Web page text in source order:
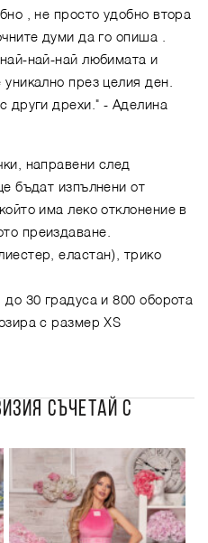
, не просто удобно втора
думи да го опиша .
най-най любимата и
през целия ден.
други дрехи." - Аделина
направени след
бъдат изпълнени от
има леко отклонение в
преиздаване.
еластан), трико
30 градуса и 800 оборота
с размер XS
СЪЧЕТАЙ С